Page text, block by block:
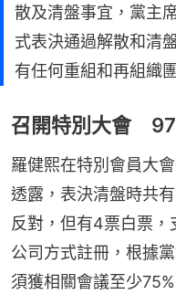
散及清盤事宜，黨主
式表決通過解散和清
有任何重組和再組織
召開特別大會
羅健熙在特別會員大
透露，表決清盤時共
反對，但有4票白票
公司方式註冊，根據
須獲相關會議至少